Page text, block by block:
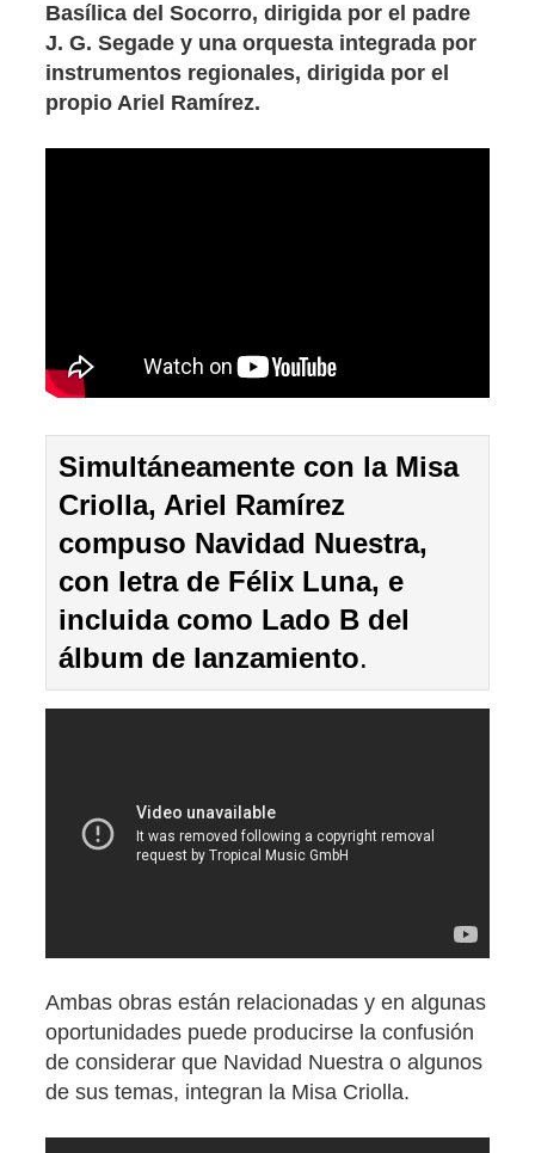
Basílica del Socorro, dirigida por el padre
J. G. Segade y una orquesta integrada por
instrumentos regionales, dirigida por el
propio Ariel Ramírez.
Simultáneamente con la Misa
Criolla, Ariel Ramírez
compuso Navidad Nuestra,
con letra de Félix Luna, e
incluida como Lado B del
álbum de lanzamiento.
Ambas obras están relacionadas y en algunas
oportunidades puede producirse la confusión
de considerar que Navidad Nuestra o algunos
de sus temas, integran la Misa Criolla.